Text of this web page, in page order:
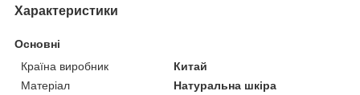
Характеристики
Основні
Країна виробник
Китай
Матеріал
Натуральна шкіра